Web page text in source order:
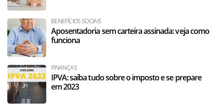
BENEFÍCIOS SOCIAIS
Aposentadoria sem carteira assinada: veja como
funciona
FINANÇAS
IPVA: saiba tudo sobre o imposto e se prepare
em 2023